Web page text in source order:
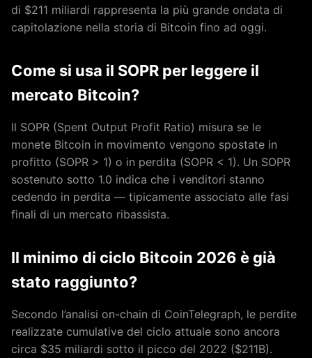
di $211 miliardi rappresenta la più grande ondata di
capitolazione nella storia di Bitcoin fino ad oggi.
Come si usa il SOPR per leggere il
mercato Bitcoin?
Il SOPR (Spent Output Profit Ratio) misura se le
monete Bitcoin in movimento vengono spostate in
profitto (SOPR > 1) o in perdita (SOPR < 1). Un SOPR
sostenuto sotto 1.0 indica che i venditori stanno
cedendo in perdita — tipicamente associato alle fasi
finali di un mercato ribassista.
Il minimo di ciclo Bitcoin 2026 è già
stato raggiunto?
Secondo l’analisi on-chain di CoinTelegraph, le perdite
realizzate cumulative del ciclo attuale sono ancora
circa $35 miliardi sotto il picco del 2022 ($211B).